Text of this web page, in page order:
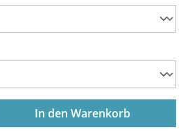
Gib den gewünschten
In den Warenkorb